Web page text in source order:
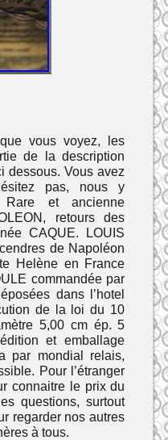
vous voyez, les
de la description
dessous. Vous avez
pas, nous y
Rare et ancienne
retours des
CAQUE. LOUIS
de Napoléon
Helène en France
commandée par
dans l’hotel
de la loi du 10
5,00 cm ép. 5
et emballage
par mondial relais,
Pour l’étranger
connaitre le prix du
questions, surtout
regarder nos autres
à tous.